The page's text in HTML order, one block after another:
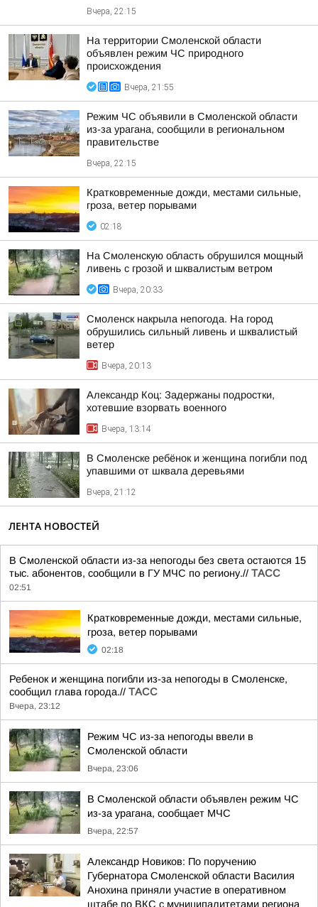
Вчера, 22:15
На территории Смоленской области
объявлен режим ЧС природного
происхождения
Вчера, 21:55
Режим ЧС объявили в Смоленской области
из-за урагана, сообщили в региональном
правительстве
Вчера, 22:15
Кратковременные дожди, местами сильные,
гроза, ветер порывами
02:18
На Смоленскую область обрушился мощный
ливень с грозой и шквалистым ветром
Вчера, 20:33
Смоленск накрыла непогода. На город
обрушились сильный ливень и шквалистый
ветер
Вчера, 20:13
Александр Коц: Задержаны подростки,
хотевшие взорвать военного
Вчера, 13:14
В Смоленске ребёнок и женщина погибли под
упавшими от шквала деревьями
Вчера, 21:12
ЛЕНТА НОВОСТЕЙ
В Смоленской области из-за непогоды без света остаются 15
тыс. абонентов, сообщили в ГУ МЧС по региону.// ТАСС
02:51
Кратковременные дожди, местами сильные,
гроза, ветер порывами
02:18
Ребенок и женщина погибли из-за непогоды в Смоленске,
сообщил глава города.// ТАСС
Вчера, 23:12
Режим ЧС из-за непогоды ввели в
Смоленской области
Вчера, 23:06
В Смоленской области объявлен режим ЧС
из-за урагана, сообщает МЧС
Вчера, 22:57
Александр Новиков: По поручению
Губернатора Смоленской области Василия
Анохина приняли участие в оперативном
штабе по ВКС с муниципалитетами региона